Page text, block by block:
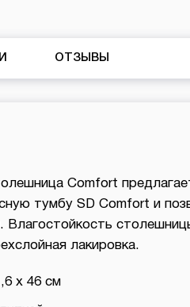
ОТЗЫВЫ
Comfort
тумбу SD Comfort и
лакировка.
x 46 см